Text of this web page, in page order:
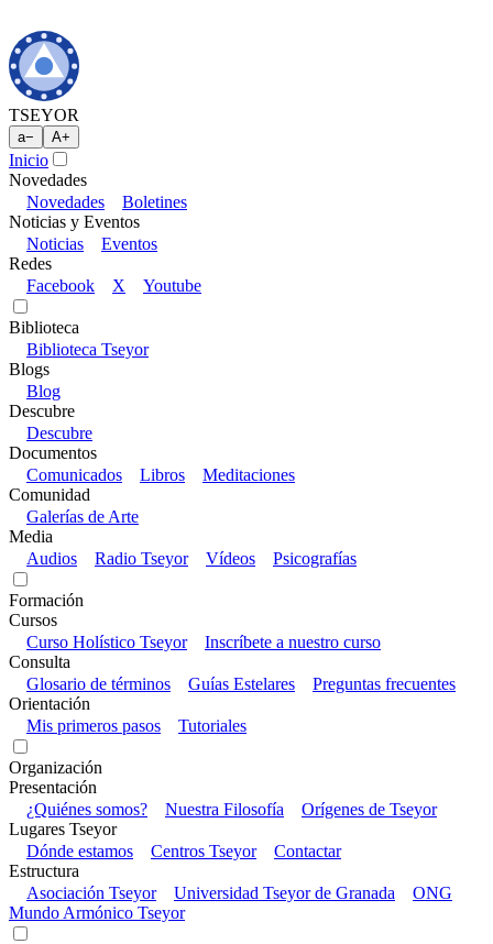
TSEYOR
a− A+
Inicio
Novedades
Novedades
Boletines
Noticias y Eventos
Noticias
Eventos
Redes
Facebook
X Youtube
Biblioteca
Biblioteca Tseyor
Blogs
Blog
Descubre
Descubre
Documentos
Comunicados
Libros
Meditaciones
Comunidad
Galerías de Arte
Media
Audios
Radio Tseyor Vídeos Psicografías
Formación
Cursos
Curso Holístico Tseyor
Inscríbete a nuestro curso
Consulta
Glosario de términos
Guías Estelares
Preguntas frecuentes
Orientación
Mis primeros pasos
Tutoriales
Organización
Presentación
¿Quiénes somos?
Nuestra Filosofía
Orígenes de Tseyor
Lugares Tseyor
Dónde estamos
Centros Tseyor
Contactar
Estructura
Asociación Tseyor
Universidad Tseyor de Granada
ONG
Mundo Armónico Tseyor